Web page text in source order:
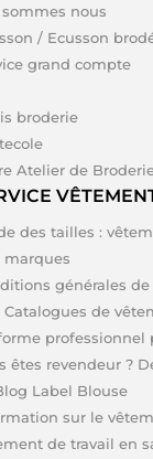
nous
/ Ecusson
grand compte
broderie
Atelier de
des tailles :
marques
générales de
Catalogues de
professionnel
êtes revendeur ?
Label Blouse
sur le
de travail en